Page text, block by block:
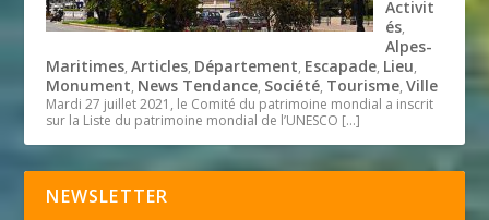
Activit
és,
Alpes-
Maritimes,Articles, Département, Escapade, Lieu,
Monument, News Tendance, Société, Tourisme,Ville
Mardi 27 juillet 2021, le Comité du patrimoine mondial a inscrit
sur la Liste du patrimoine mondial de l’UNESCO […]
NEWSLETTER